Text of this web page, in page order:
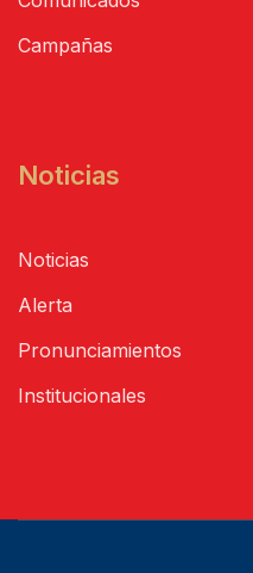
Campañas
Noticias
Noticias
Alerta
Pronunciamientos
Institucionales